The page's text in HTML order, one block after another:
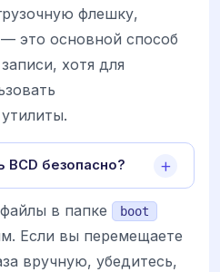
флешку,
это основной способ
хотя для
BCD безопасно?
в папке boot
Если вы перемещаете
вручную, убедитесь,